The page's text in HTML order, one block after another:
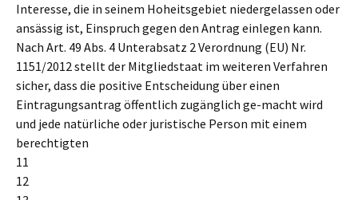
Interesse, die in seinem Hoheitsgebiet niedergelassen oder
ansässig ist, Einspruch gegen den Antrag einlegen kann.
Nach Art. 49 Abs. 4 Unterabsatz 2 Verordnung (EU) Nr.
1151/2012 stellt der Mitgliedstaat im weiteren Verfahren
sicher, dass die positive Entscheidung über einen
Eintragungsantrag öffentlich zugänglich ge-macht wird
und jede natürliche oder juristische Person mit einem
berechtigten
11
12